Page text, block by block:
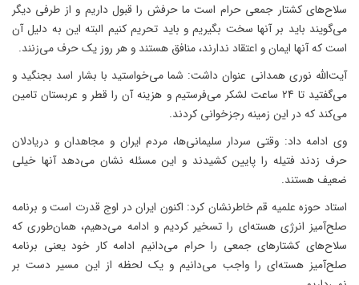
سلاح‌های کشتار جمعی حرام است ما حرفش را قبول داریم و از طرفی دیگر
می‌گویند باید بر آنها سخت بگیریم و باید تحریم کنیم البته این به دلیل آن
است که آنها ایمان و اعتقاد ندارند، منافق هستند و هر روز یک حرف می‌زنند.
آیت‌الله نوری همدانی عنوان داشت: شما می‌خواستید با بشار اسد بجنگید و
می‌گفتید تا 24 ساعت لشکر می‌فرستیم و هزینه آن را قطر و عربستان تامین
می‌کند که در این زمینه رجزخوانی کردند.
وی ادامه داد: وقتی سردار سلیمانی‌ها، مردم ایران و مجاهدان و دریادلان
حرف زدند فتیله را پایین کشیدند و این مسئله نشان می‌دهد آنها خیلی
ضعیف هستند.
استاد حوزه علمیه قم خاطرنشان کرد:‌ اکنون ایران در اوج قدرت است و برنامه
صلح‌آمیز انرژی هسته‌ای را تسخیر کردیم و ادامه می‌دهیم، همان‌طوری که
سلاح‌های کشتارهای جمعی را حرام می‌دانیم ادامه کار خود یعنی برنامه‌
صلح‌آمیز هسته‌ای را واجب می‌دانیم و یک لحظه از این مسیر دست بر